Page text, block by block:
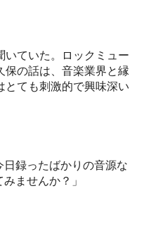
ていた。ロックミュー
保の話は、音楽業界と縁
とても刺激的で興味深い
日録ったばかりの音源な
ませんか？」